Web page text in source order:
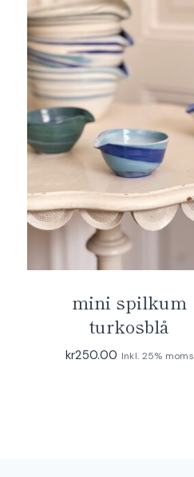
mini spilkum
turkosblå
kr250.00 Inkl. 25% moms